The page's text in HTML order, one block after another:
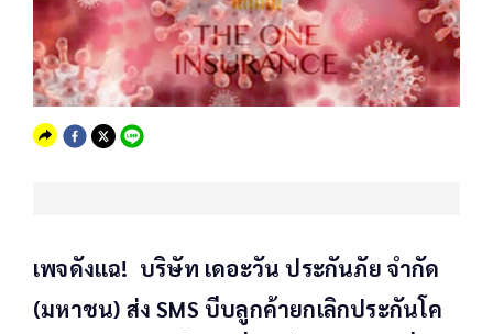
เพจดังแฉ! บริษัท เดอะวัน ประกันภัย จำกัด
(มหาชน) ส่ง SMS บีบลูกค้ายกเลิกประกันโค